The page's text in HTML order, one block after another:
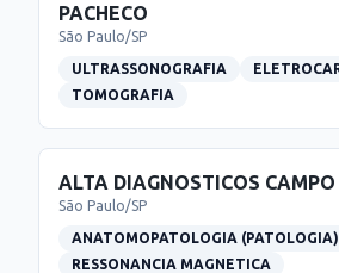
PACHECO
São Paulo/SP
ULTRASSONOGRAFIA
TOMOGRAFIA
ALTA DIAGNOSTICOS CAMPO
São Paulo/SP
ANATOMOPATOLOGIA (PATOLOGIA)
RESSONANCIA MAGNETICA